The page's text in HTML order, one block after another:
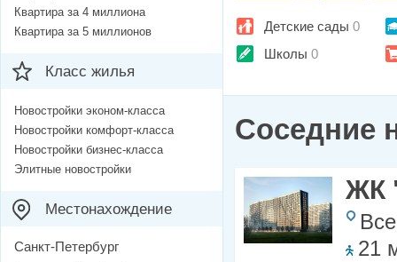
Детские сады 0
Школы 0
Соседние
ЖК
21
Квартира за 4 миллиона
Квартира за 5 миллионов
Класс жилья
Новостройки эконом-класса
Новостройки комфорт-класса
Новостройки бизнес-класса
Элитные новостройки
Местонахождение
Санкт-Петербург